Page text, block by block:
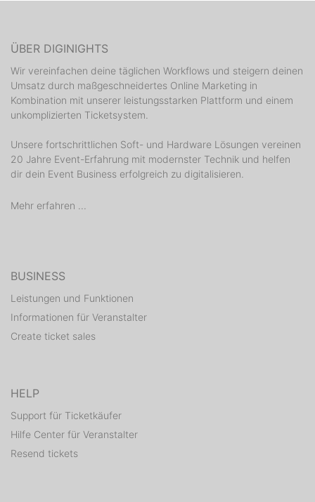
ÜBER DIGINIGHTS
Wir vereinfachen deine täglichen Workflows und steigern deinen
Umsatz durch maßgeschneidertes Online Marketing in
Kombination mit unserer leistungsstarken Plattform und einem
unkomplizierten Ticketsystem.
Unsere fortschrittlichen Soft- und Hardware Lösungen vereinen
20 Jahre Event-Erfahrung mit modernster Technik und helfen
dir dein Event Business erfolgreich zu digitalisieren.
Mehr erfahren ...
BUSINESS
Leistungen und Funktionen
Informationen für Veranstalter
Create ticket sales
HELP
Support für Ticketkäufer
Hilfe Center für Veranstalter
Resend tickets